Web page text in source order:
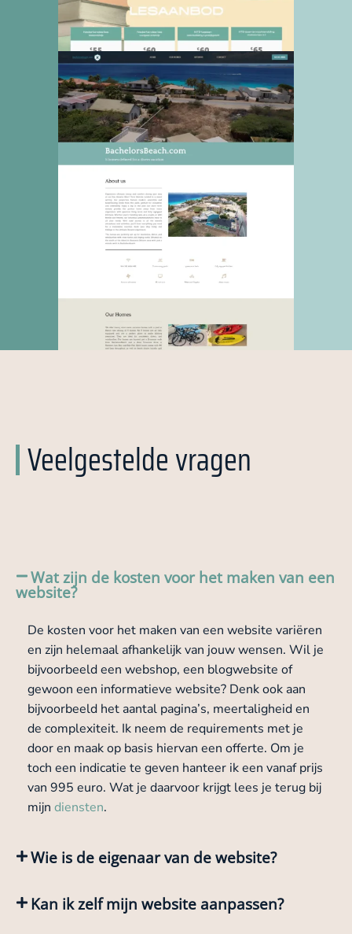
Veelgestelde vragen
Wat zijn de kosten voor het maken van een
website?
De kosten voor het maken van een website variëren
en zijn helemaal afhankelijk van jouw wensen. Wil je
bijvoorbeeld een webshop, een blogwebsite of
gewoon een informatieve website? Denk ook aan
bijvoorbeeld het aantal pagina’s, meertaligheid en
de complexiteit. Ik neem de requirements met je
door en maak op basis hiervan een offerte. Om je
toch een indicatie te geven hanteer ik een vanaf prijs
van 995 euro. Wat je daarvoor krijgt lees je terug bij
mijn diensten.
Wie is de eigenaar van de website?
Kan ik zelf mijn website aanpassen?